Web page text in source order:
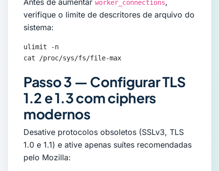
worker_connections
verifique o limite de descritores de arquivo do
sistema:
ulimit -n
cat /proc/sys/fs/file-max
Passo 3 — Configurar TLS
1.2 e 1.3 com ciphers
modernos
Desative protocolos obsoletos (SSLv3, TLS
1.0 e 1.1) e ative apenas suítes recomendadas
pelo Mozilla: